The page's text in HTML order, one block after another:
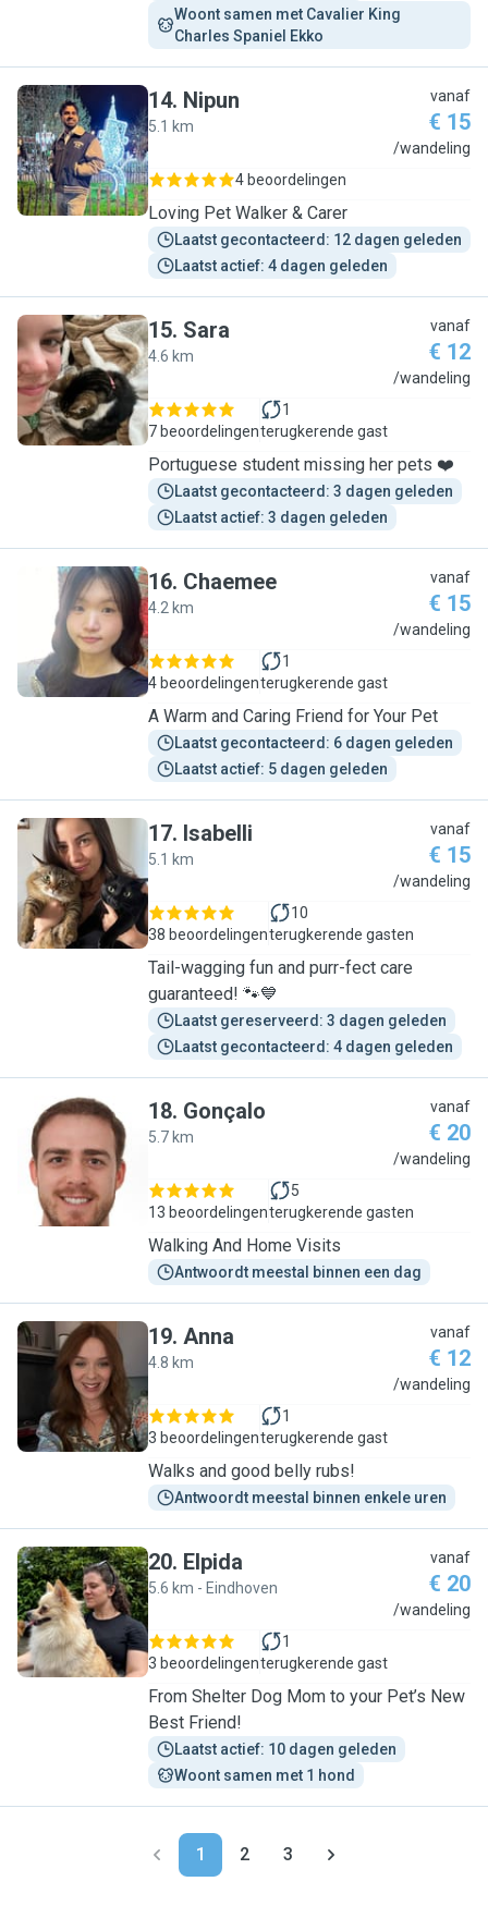
Woont samen met Cavalier King
Charles Spaniel Ekko
N
14. Nipun
5.1 km
vanaf
€ 15
/wandeling
4 beoordelingen
Loving Pet Walker & Carer
Laatst gecontacteerd: 12 dagen geleden
Laatst actief: 4 dagen geleden
S
15. Sara
4.6 km
vanaf
€ 12
/wandeling
7 beoordelingen
1
terugkerende gast
Portuguese student missing her pets ❤️
Laatst gecontacteerd: 3 dagen geleden
Laatst actief: 3 dagen geleden
C
16. Chaemee
4.2 km
vanaf
€ 15
/wandeling
4 beoordelingen
1
terugkerende gast
A Warm and Caring Friend for Your Pet
Laatst gecontacteerd: 6 dagen geleden
Laatst actief: 5 dagen geleden
I
17. Isabelli
5.1 km
vanaf
€ 15
/wandeling
38 beoordelingen
10
terugkerende gasten
Tail-wagging fun and purr-fect care
guaranteed! 🐾💙
Laatst gereserveerd: 3 dagen geleden
Laatst gecontacteerd: 4 dagen geleden
G
18. Gonçalo
5.7 km
vanaf
€ 20
/wandeling
13 beoordelingen
5
terugkerende gasten
Walking And Home Visits
Antwoordt meestal binnen een dag
A
19. Anna
4.8 km
vanaf
€ 12
/wandeling
3 beoordelingen
1
terugkerende gast
Walks and good belly rubs!
Antwoordt meestal binnen enkele uren
E
20. Elpida
5.6 km - Eindhoven
vanaf
€ 20
/wandeling
3 beoordelingen
1
terugkerende gast
From Shelter Dog Mom to your Pet’s New
Best Friend!
Laatst actief: 10 dagen geleden
Woont samen met 1 hond
1 2 3